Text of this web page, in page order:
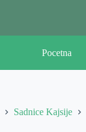
Pocetna
Sadnice Kajsije